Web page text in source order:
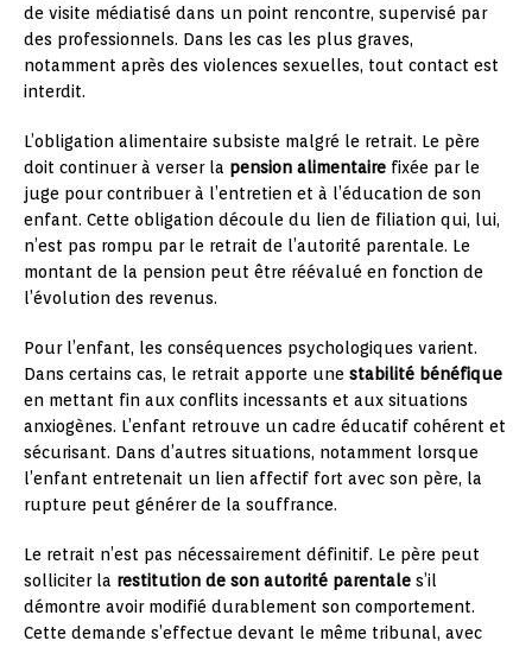
de visite médiatisé dans un point rencontre, supervisé par
des professionnels. Dans les cas les plus graves,
notamment après des violences sexuelles, tout contact est
interdit.
L’obligation alimentaire subsiste malgré le retrait. Le père
doit continuer à verser la pension alimentaire fixée par le
juge pour contribuer à l’entretien et à l’éducation de son
enfant. Cette obligation découle du lien de filiation qui, lui,
n’est pas rompu par le retrait de l’autorité parentale. Le
montant de la pension peut être réévalué en fonction de
l’évolution des revenus.
Pour l’enfant, les conséquences psychologiques varient.
Dans certains cas, le retrait apporte une stabilité bénéfique
en mettant fin aux conflits incessants et aux situations
anxiogènes. L’enfant retrouve un cadre éducatif cohérent et
sécurisant. Dans d’autres situations, notamment lorsque
l’enfant entretenait un lien affectif fort avec son père, la
rupture peut générer de la souffrance.
Le retrait n’est pas nécessairement définitif. Le père peut
solliciter la restitution de son autorité parentale s’il
démontre avoir modifié durablement son comportement.
Cette demande s’effectue devant le même tribunal, avec